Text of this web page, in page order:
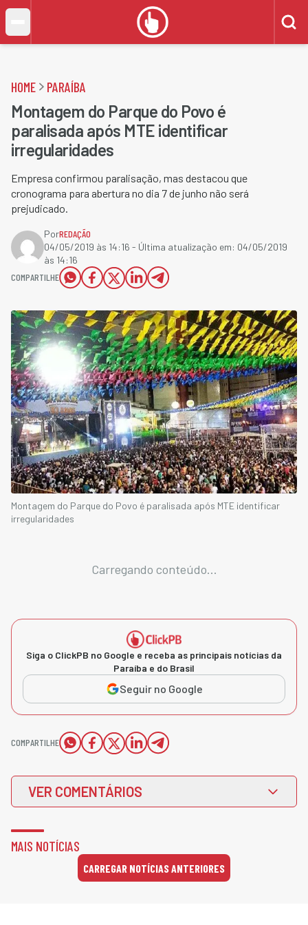
HOME PARAÍBA
Montagem do Parque do Povo é
paralisada após MTE identificar
irregularidades
Empresa confirmou paralisação, mas destacou que
cronograma para abertura no dia 7 de junho não será
prejudicado.
PorREDAÇÃO
04/05/2019 às 14:16 - Última atualização em: 04/05/2019
às 14:16
COMPARTILHE
Montagem do Parque do Povo é paralisada após MTE identificar
irregularidades
Carregando conteúdo...
Siga o ClickPB no Google e receba as principais notícias da
Paraíba e do Brasil
Seguir no Google
COMPARTILHE
VER COMENTÁRIOS
MAIS NOTÍCIAS
CARREGAR NOTÍCIAS ANTERIORES